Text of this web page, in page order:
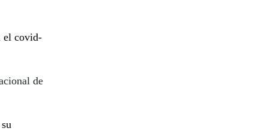
el covid-
de